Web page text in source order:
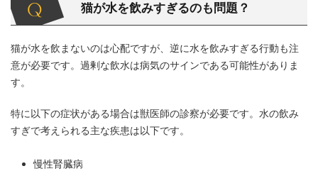
猫が水を飲みすぎるのも問題？
猫が水を飲まないのは心配ですが、逆に水を飲みすぎる行動も注
意が必要です。過剰な飲水は病気のサインである可能性がありま
す。
特に以下の症状がある場合は獣医師の診察が必要です。水の飲み
すぎで考えられる主な疾患は以下です。
慢性腎臓病